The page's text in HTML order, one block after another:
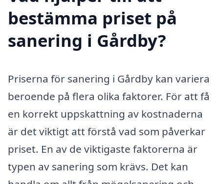
bestämma priset på
sanering i Gårdby?
Priserna för sanering i Gårdby kan variera
beroende på flera olika faktorer. För att få
en korrekt uppskattning av kostnaderna
är det viktigt att förstå vad som påverkar
priset. En av de viktigaste faktorerna är
typen av sanering som krävs. Det kan